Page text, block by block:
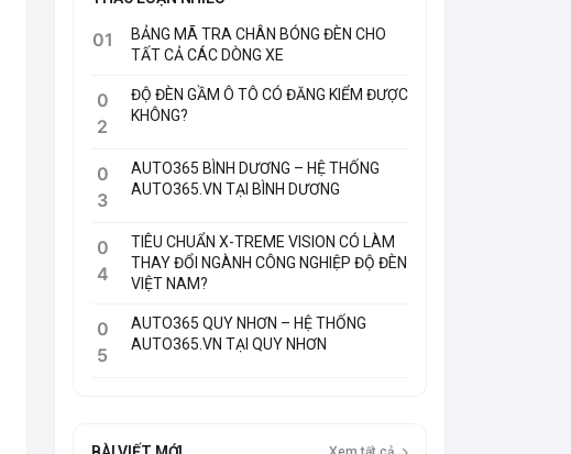
01
BẢNG MÃ TRA CHÂN BÓNG ĐÈN CHO
TẤT CẢ CÁC DÒNG XE
0
2
ĐỘ ĐÈN GẦM Ô TÔ CÓ ĐĂNG KIỂM ĐƯỢC
KHÔNG?
0
3
AUTO365 BÌNH DƯƠNG – HỆ THỐNG
AUTO365.VN TẠI BÌNH DƯƠNG
0
4
TIÊU CHUẨN X-TREME VISION CÓ LÀM
THAY ĐỔI NGÀNH CÔNG NGHIỆP ĐỘ ĐÈN
VIỆT NAM?
0
5
AUTO365 QUY NHƠN – HỆ THỐNG
AUTO365.VN TẠI QUY NHƠN